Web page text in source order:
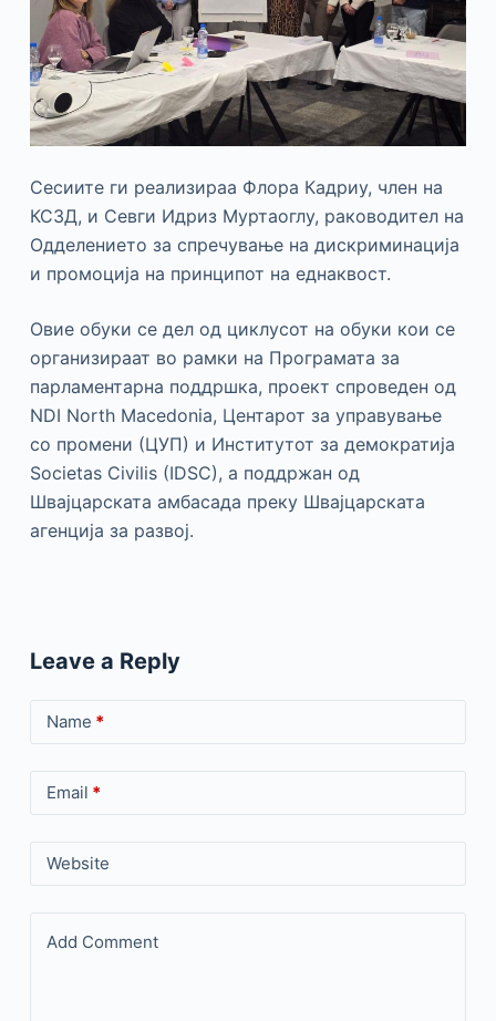
Сесиите ги реализираа Флора Кадриу, член на
КСЗД, и Севги Идриз Муртаоглу, раководител на
Одделението за спречување на дискриминација
и промоција на принципот на еднаквост.
Овие обуки се дел од циклусот на обуки кои се
организираат во рамки на Програмата за
парламентарна поддршка, проект спроведен од
NDI North Macedonia, Центарот за управување
со промени (ЦУП) и Институтот за демократија
Societas Civilis (IDSC), а поддржан од
Швајцарската амбасада преку Швајцарската
агенција за развој.
Leave a Reply
Name *
Email *
Website
Add Comment